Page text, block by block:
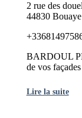
2 rue des
44830 Bouaye
BARDOUL
de vos
Lire la suite